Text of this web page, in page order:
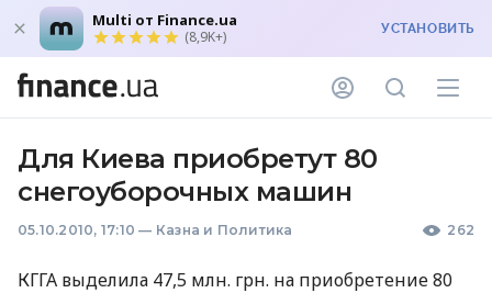
Multi от Finance.ua
(8,9K+) УСТАНОВИТЬ
Для Киева приобретут 80
снегоуборочных машин
05.10.2010, 17:10 — Казна и Политика 262
КГГА выделила 47,5 млн. грн. на приобретение 80